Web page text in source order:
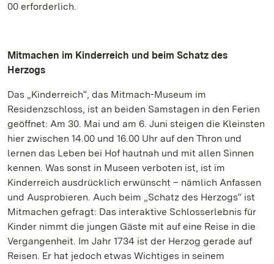
00 erforderlich.
Mitmachen im Kinderreich und beim Schatz des
Herzogs
Das „Kinderreich“, das Mitmach-Museum im
Residenzschloss, ist an beiden Samstagen in den Ferien
geöffnet: Am 30. Mai und am 6. Juni steigen die Kleinsten
hier zwischen 14.00 und 16.00 Uhr auf den Thron und
lernen das Leben bei Hof hautnah und mit allen Sinnen
kennen. Was sonst in Museen verboten ist, ist im
Kinderreich ausdrücklich erwünscht – nämlich Anfassen
und Ausprobieren. Auch beim „Schatz des Herzogs“ ist
Mitmachen gefragt: Das interaktive Schlosserlebnis für
Kinder nimmt die jungen Gäste mit auf eine Reise in die
Vergangenheit. Im Jahr 1734 ist der Herzog gerade auf
Reisen. Er hat jedoch etwas Wichtiges in seinem